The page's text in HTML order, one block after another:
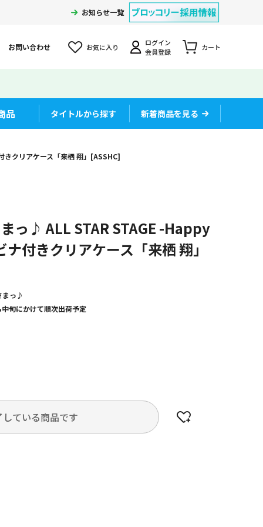
お知らせ一覧
お問い合わせ お気に入り
ログイン
会員登録
カート
品 タイトルから探す 新着商品を見る
クリアケース「来栖 翔」[ASSHC]
っ♪ ALL STAR STAGE -Happy
付きクリアケース「来栖 翔」
まっ♪
旬にかけて順次出荷予定
ている商品です